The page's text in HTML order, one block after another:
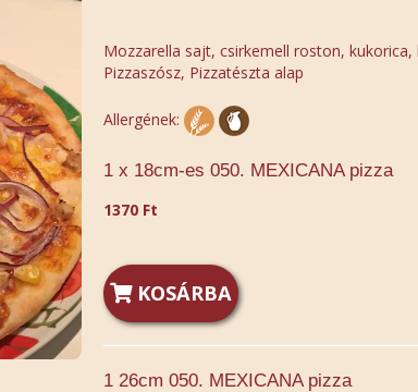
Mozzarella sajt, csirkemell roston, kukorica,
Pizzaszósz, Pizzatészta alap
Allergének:
1 x 18cm-es 050. MEXICANA pizza
1370 Ft
KOSÁRBA
1 26cm 050. MEXICANA pizza